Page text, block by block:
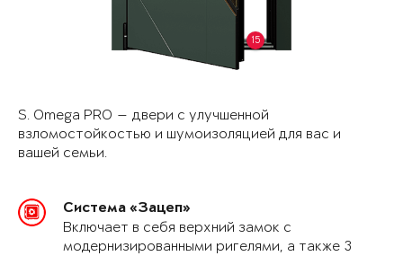
15
S. Omega PRO — двери с улучшенной
взломостойкостью и шумоизоляцией для вас и
вашей семьи.
Система «Зацеп»
Включает в себя верхний замок с
модернизированными ригелями, а также 3